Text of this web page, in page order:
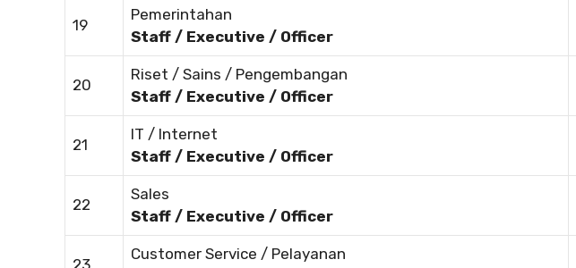
19
Pemerintahan
Staff / Executive / Officer
20
Riset / Sains / Pengembangan
Staff / Executive / Officer
21
IT / Internet
Staff / Executive / Officer
22
Sales
Staff / Executive / Officer
Customer Service / Pelayanan